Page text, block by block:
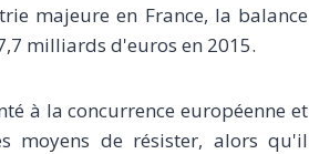
majeure en France, la balance
milliards d'euros en 2015.
à la concurrence européenne et
moyens de résister, alors qu'il